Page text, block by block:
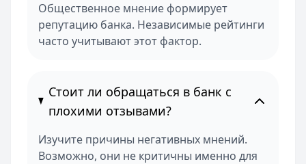
Общественное мнение формирует
репутацию банка. Независимые рейтинги
часто учитывают этот фактор.
Стоит ли обращаться в банк с
плохими отзывами?
Изучите причины негативных мнений.
Возможно, они не критичны именно для